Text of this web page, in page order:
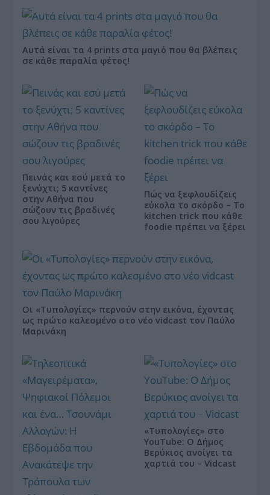
Αυτά είναι τα 4 prints στα μαγιό που θα βλέπεις
σε κάθε παραλία φέτος!
Πεινάς και εσύ μετά το
ξενύχτι; 5 καντίνες
στην Αθήνα που
σώζουν τις βραδινές
σου λιγούρες
Πώς να ξεφλουδίζεις
εύκολα το σκόρδο – Το
kitchen trick που κάθε
foodie πρέπει να ξέρει
Οι «Τυπολογίες» περνούν στην εικόνα, έχοντας
ως πρώτο καλεσμένο στο νέο vidcast τον Παύλο
Μαρινάκη
«Τυπολογίες» στο
YouTube: Ο Δήμος
Βερύκιος ανοίγει τα
χαρτιά του – Vidcast